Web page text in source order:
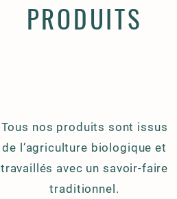
PRODUITS
Tous nos produits sont issus
de l’agriculture biologique et
travaillés avec un savoir-faire
traditionnel.